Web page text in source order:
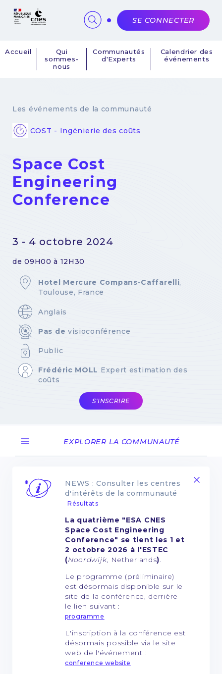
Navigation
Accueil
Qui
sommes-
nous
Communautés
d'Experts
Calendrier des
événements
SE CONNECTER
Les événements de la communauté
COST - Ingénierie des coûts
Space Cost
Engineering
Conference
3 - 4 octobre 2024
de 09H00 à 12H30
Hotel Mercure Compans-Caffarelli,
Toulouse, France
Anglais
Pas de visioconférence
Public
Frédéric MOLL Expert estimation des
coûts
S'INSCRIRE
EXPLORER LA COMMUNAUTÉ
NEWS : Consulter les centres
d'intérêts de la communauté
Résultats
La quatrième "ESA CNES
Space Cost Engineering
Conference" se tient les 1 et
2 octobre 2026 à l'ESTEC
(Noordwijk , Netherlands)
Le programme (préliminaire)
est désormais disponible sur le
site de la conférence, derrière
le lien suivant :
programme
L'inscription à la conférence est
désormais possible via le site
web de l'événement :
conference website